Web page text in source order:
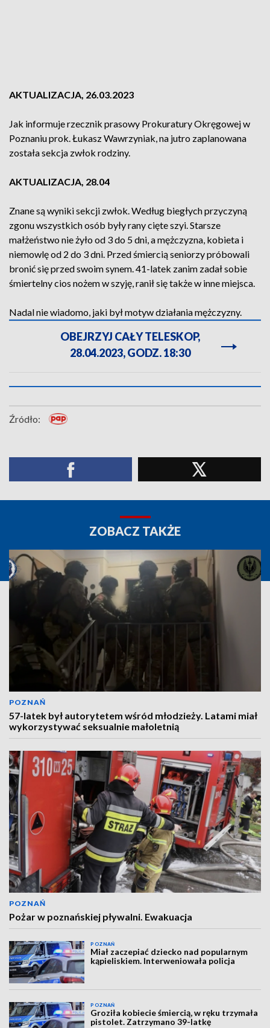
AKTUALIZACJA, 26.03.2023
Jak informuje rzecznik prasowy Prokuratury Okręgowej w
Poznaniu prok. Łukasz Wawrzyniak, na jutro zaplanowana
została sekcja zwłok rodziny.
AKTUALIZACJA, 28.04
Znane są wyniki sekcji zwłok. Według biegłych przyczyną
zgonu wszystkich osób były rany cięte szyi. Starsze
małżeństwo nie żyło od 3 do 5 dni, a mężczyzna, kobieta i
niemowlę od 2 do 3 dni. Przed śmiercią seniorzy próbowali
bronić się przed swoim synem. 41-latek zanim zadał sobie
śmiertelny cios nożem w szyję, ranił się także w inne miejsca.
Nadal nie wiadomo, jaki był motyw działania mężczyzny.
OBEJRZYJ CAŁY TELESKOP,
28.04.2023, GODZ. 18:30
Źródło:
ZOBACZ TAKŻE
POZNAŃ
57-latek był autorytetem wśród młodzieży. Latami miał
wykorzystywać seksualnie małoletnią
POZNAŃ
Pożar w poznańskiej pływalni. Ewakuacja
POZNAŃ
Miał zaczepiać dziecko nad popularnym
kąpieliskiem. Interweniowała policja
POZNAŃ
Groziła kobiecie śmiercią, w ręku trzymała
pistolet. Zatrzymano 39-latkę